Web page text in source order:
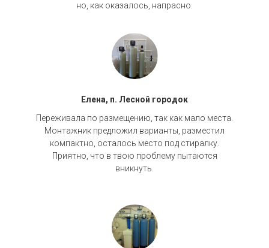
но, как оказалось, напрасно.
Елена, п. Лесной городок
Переживала по размещению, так как мало места.
Монтажник предложил варианты, разместил
компактно, осталось место под стиралку.
Приятно, что в твою проблему пытаются
вникнуть.